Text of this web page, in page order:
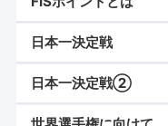
日本一決定戦
日本一決定戦②